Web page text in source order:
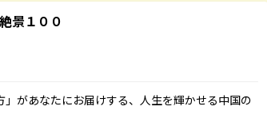
景１００
があなたにお届けする、人生を輝かせる中国の